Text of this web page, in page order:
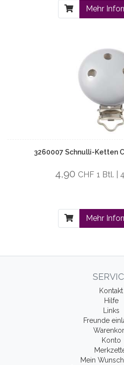
Mehr
3260007 Schnulli-Ketten
4,90 CHF 1 Btl. |
Mehr
Kontakt
Hilfe
Links
Freunde
Konto
Mein